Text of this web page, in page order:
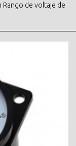
Rango de voltaje de